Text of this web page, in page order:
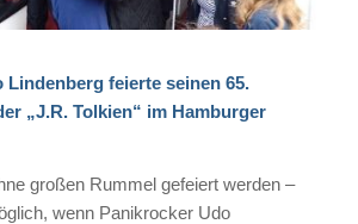
Lindenberg feierte seinen 65.
„J.R. Tolkien“ im Hamburger
großen Rummel gefeiert werden –
wenn Panikrocker Udo